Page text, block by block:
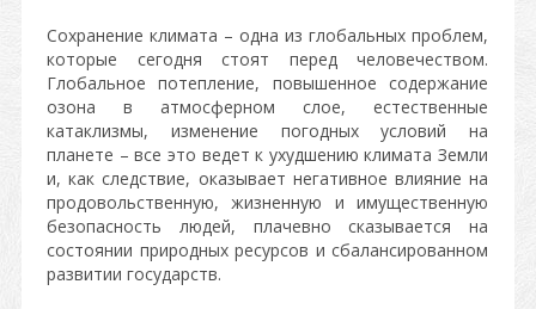
Сохранение климата – одна из глобальных проблем,
которые сегодня стоят перед человечеством.
Глобальное потепление, повышенное содержание
озона в атмосферном слое, естественные
катаклизмы, изменение погодных условий на
планете – все это ведет к ухудшению климата Земли
и, как следствие, оказывает негативное влияние на
продовольственную, жизненную и имущественную
безопасность людей, плачевно сказывается на
состоянии природных ресурсов и сбалансированном
развитии государств.